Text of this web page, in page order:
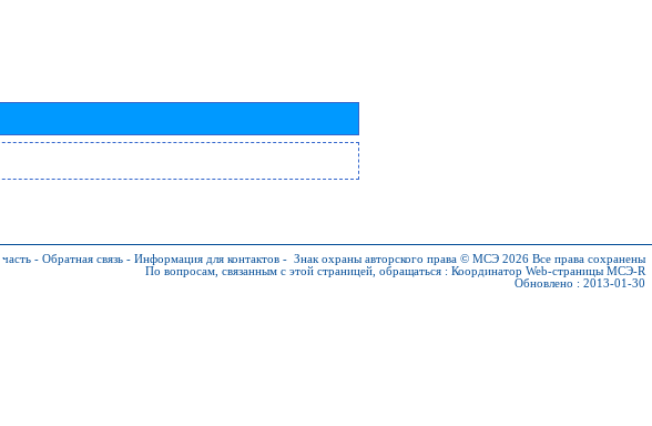
- Обратная связь - Информация для контактов - Знак охраны авторского права © МСЭ 2026 Все права сохранены
По вопросам, связанным с этой страницей, обращаться : Координатор Web-страницы МСЭ-R
Обновлено : 2013-01-30